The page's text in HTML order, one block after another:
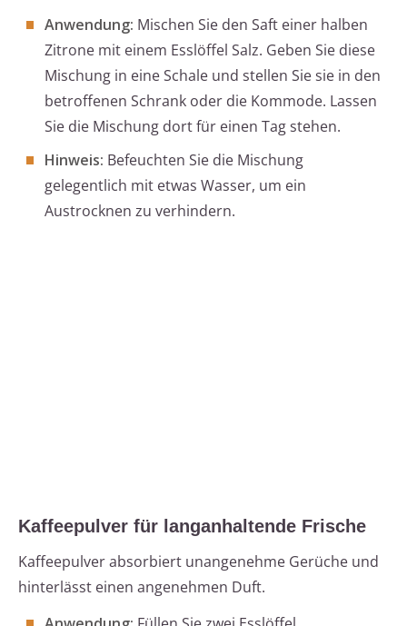
Anwendung: Mischen Sie den Saft einer halben
Zitrone mit einem Esslöffel Salz. Geben Sie diese
Mischung in eine Schale und stellen Sie sie in den
betroffenen Schrank oder die Kommode. Lassen
Sie die Mischung dort für einen Tag stehen.
Hinweis: Befeuchten Sie die Mischung
gelegentlich mit etwas Wasser, um ein
Austrocknen zu verhindern.
Kaffeepulver für langanhaltende Frische
Kaffeepulver absorbiert unangenehme Gerüche und
hinterlässt einen angenehmen Duft.